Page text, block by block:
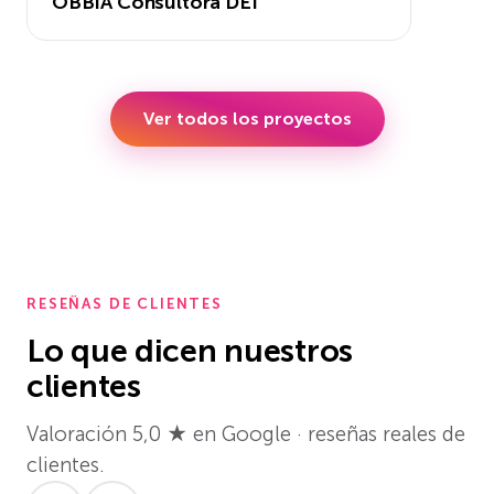
Ver todos los proyectos
RESEÑAS DE CLIENTES
Lo que dicen nuestros
clientes
Valoración 5,0 ★ en Google · reseñas reales de
clientes.